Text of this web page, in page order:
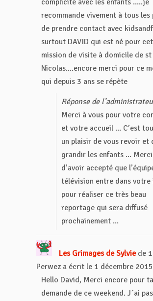
complicité avec les enfants .....je
recommande vivement à tous les
de prendre contact avec
surtout DAVID qui est né pour
mission de visite à domicile de st
Nicolas....encore merci pour ce
qui depuis 3 ans se répète
Réponse de
Merci à vous pour votre
et votre accueil ... C’est
un plaisir de vous revoir et
grandir les enfants ...
d’avoir accepté que
télévision entre dans
pour réaliser ce très beau
reportage qui sera diffusé
prochainement ...
Les Grimages de Sylvie de
Perwez a écrit le 1 décembre 2015
Hello David, Merci encore pour ta
demande de ce weekend. J´ai